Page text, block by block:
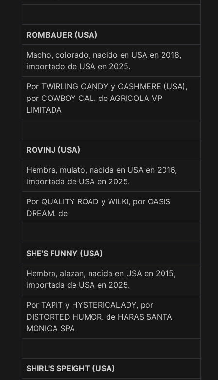
ROMBAUER (USA)
Macho, colorado, nacido en USA en 2018,
importado de USA en 2025.
Por TWIRLING CANDY y CASHMERE (USA),
por COWBOY CAL. de AGRICOLA VP
LIMITADA
ROVINJ (USA)
Hembra, mulato, nacida en USA en 2016,
importada de USA en 2025.
Por QUALITY ROAD y WILKI, por OASIS
DREAM. de
SHE'S FUNNY (USA)
Hembra, alazan, nacida en USA en 2015,
importada de USA en 2025.
Por TAPIT y HYSTERICALADY, por
DISTORTED HUMOR. de HARAS SANTA
MONICA SPA
SHIRL'S SPEIGHT (USA)